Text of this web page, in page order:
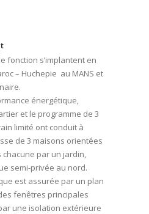
fonction s’implantent en
– Huchepie au MANS et
énergétique,
et le programme de 3
limité ont conduit à
de 3 maisons orientées
par un jardin,
semi-privée au nord.
est assurée par un plan
fenêtres principales
une isolation extérieure